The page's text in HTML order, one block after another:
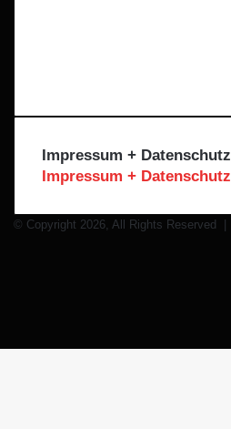
Impressum + Datenschutz
Impressum + Datenschutz
© Copyright 2026, All Rights Reserved |